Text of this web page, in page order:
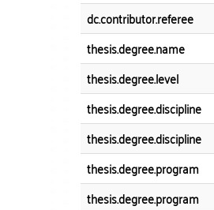
dc.contributor.referee
thesis.degree.name
thesis.degree.level
thesis.degree.discipline
thesis.degree.discipline
thesis.degree.program
thesis.degree.program